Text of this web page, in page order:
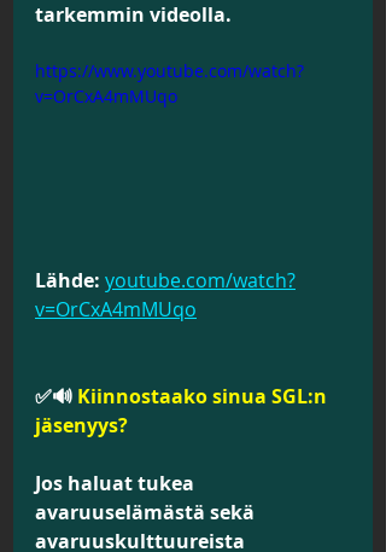
tarkemmin videolla.
https://www.youtube.com/watch?
v=OrCxA4mMUqo
Lähde: youtube.com/watch?
v=OrCxA4mMUqo
✅🔊 Kiinnostaako sinua SGL:n
jäsenyys?
Jos haluat tukea
avaruuselämästä sekä
avaruuskulttuureista